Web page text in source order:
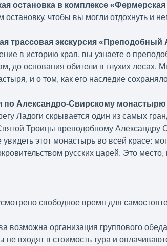
остановка в комплексе
чтобы вы могли отдохнуть и
трассовая экскурсия
в историю края, вы узнаете о
до основания обители в глухих лесах.
и о том, как его наследие
по Александро-Свирскому монастырю
Ладоги скрывается один из самых
Троицы преподобному Александру
этот монастырь во всей красе:
русских царей. Это
свободное время для
возможна организация группового
не входят в стоимость тура и